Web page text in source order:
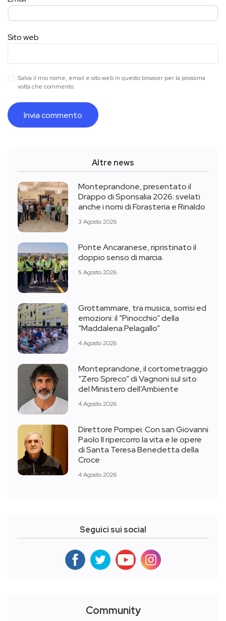
Sito web
Salva il mio nome, email e sito web in questo browser per la prossima
volta che commento.
Altre news
Monteprandone, presentato il
Drappo di Sponsalia 2026: svelati
anche i nomi di Forasteria e Rinaldo
3 Agosto 2026
Ponte Ancaranese, ripristinato il
doppio senso di marcia.
5 Agosto 2026
Grottammare, tra musica, sorrisi ed
emozioni: il “Pinocchio” della
“Maddalena Pelagallo”
4 Agosto 2026
Monteprandone, il cortometraggio
“Zero Spreco” di Vagnoni sul sito
del Ministero dell’Ambiente
4 Agosto 2026
Direttore Pompei: Con san Giovanni
Paolo II ripercorro la vita e le opere
di Santa Teresa Benedetta della
Croce
4 Agosto 2026
Seguici sui social
Community